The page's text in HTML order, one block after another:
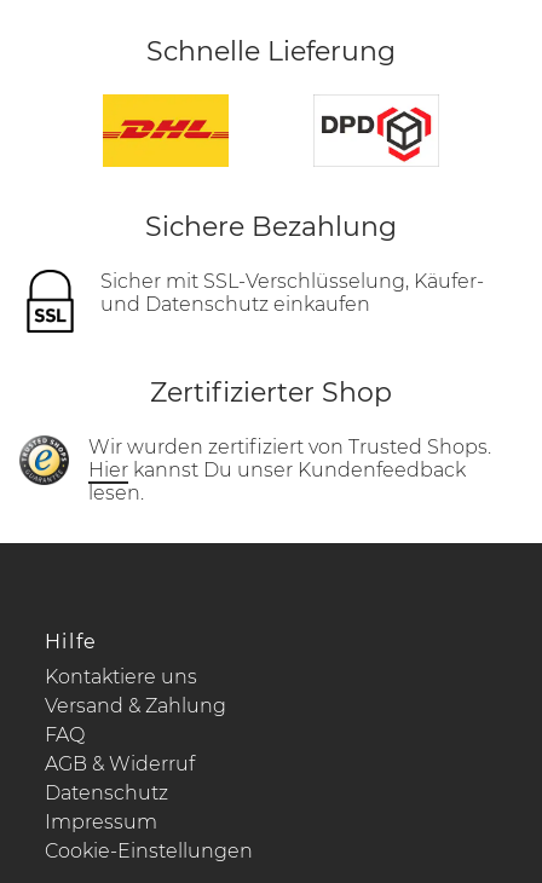
Schnelle Lieferung
Sichere Bezahlung
Sicher mit SSL-Verschlüsselung, Käufer-
und Datenschutz einkaufen
Zertifizierter Shop
Wir wurden zertifiziert von Trusted Shops.
Hier kannst Du unser Kundenfeedback
lesen.
Hilfe
Kontaktiere uns
Versand & Zahlung
FAQ
AGB & Widerruf
Datenschutz
Impressum
Cookie-Einstellungen